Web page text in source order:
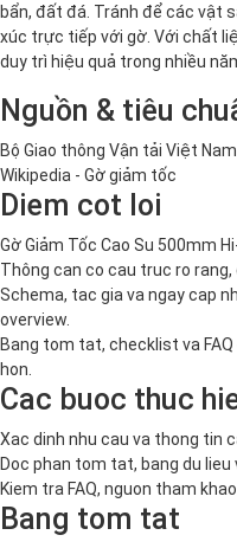
bẩn, đất đá. Tránh để các vật
xúc trực tiếp với gờ. Với chất
duy trì hiệu quả trong nhiều
Nguồn & tiêu
Bộ Giao thông Vận tải Việt Nam
Wikipedia - Gờ giảm tốc
Diem cot loi
Gờ Giảm Tốc Cao Su 500mm
Thông can co cau truc ro
Schema, tac gia va ngay cap
overview.
Bang tom tat, checklist va
hon.
Cac buoc thuc
Xac dinh nhu cau va thong tin
Doc phan tom tat, bang du lieu
Kiem tra FAQ, nguon tham
Bang tom tat